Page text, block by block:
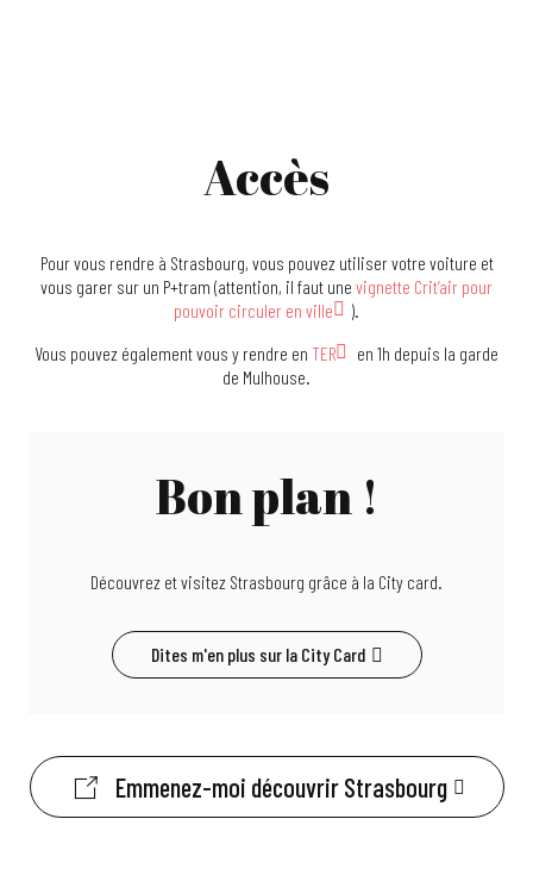
Accès
Pour vous rendre à Strasbourg, vous pouvez utiliser votre voiture et
vous garer sur un P+tram (attention, il faut une vignette Crit’air pour
pouvoir circuler en ville
).
Vous pouvez également vous y rendre en TER
en 1h depuis la garde
de Mulhouse.
Bon plan !
Découvrez et visitez Strasbourg grâce à la City card.
Dites m'en plus sur la City Card
Emmenez-moi découvrir Strasbourg